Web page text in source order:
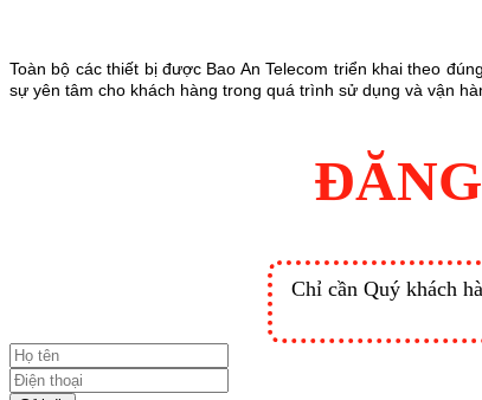
Toàn bộ các thiết bị được Bao An Telecom triển khai theo
sự yên tâm cho khách hàng trong quá trình sử dụng và vận
Chỉ cần Quý khách